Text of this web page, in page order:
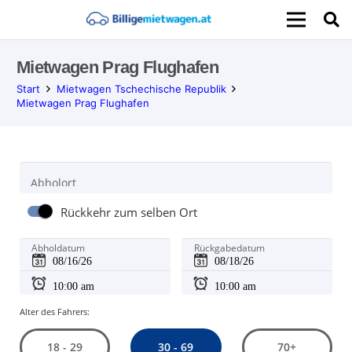
Mietwagen Prag Flughafen
Start
Mietwagen Tschechische Republik
Mietwagen Prag Flughafen
Abholort
Rückkehr zum selben Ort
Abholdatum Rückgabedatum
Alter des Fahrers:
18 - 29 30 - 69 70+